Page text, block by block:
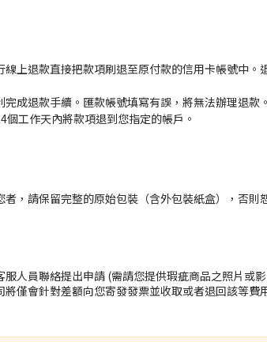
上退款直接把款項刷退至原付款的信用卡帳號中。
成退款手續。匯款帳號填寫有誤，將無法辦理退款
工作天內將款項退到您指定的帳戶。
，請保留完整的原始包裝（含外包裝紙盒），否則
人員聯絡提出申請 (需請您提供瑕疵商品之照片或
僅會針對差額向您寄發發票並收取或者退回該等費